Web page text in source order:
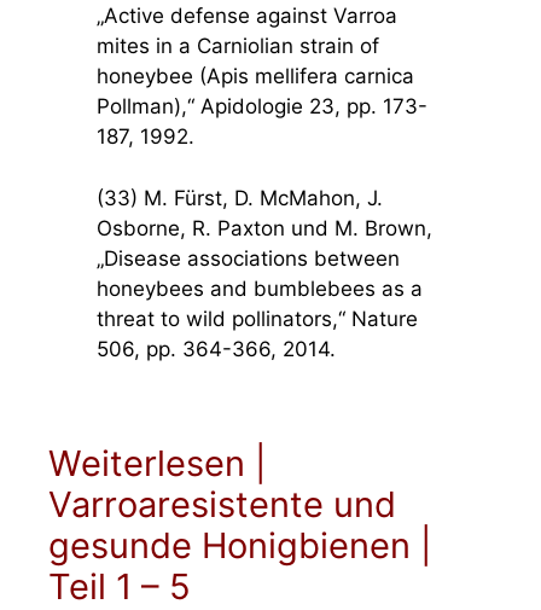
„Active defense against Varroa
mites in a Carniolian strain of
honeybee (Apis mellifera carnica
Pollman),“ Apidologie 23, pp. 173-
187, 1992.
(33) M. Fürst, D. McMahon, J.
Osborne, R. Paxton und M. Brown,
„Disease associations between
honeybees and bumblebees as a
threat to wild pollinators,“ Nature
506, pp. 364-366, 2014.
Weiterlesen |
Varroaresistente und
gesunde Honigbienen |
Teil 1 – 5